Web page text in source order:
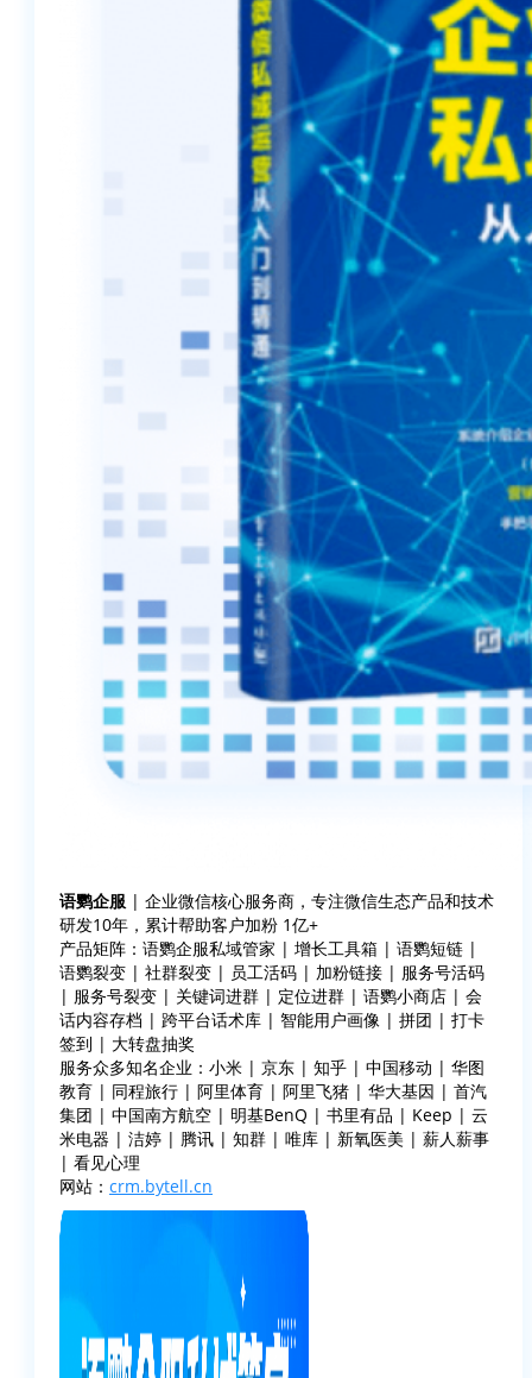
语鹦企服 | 企业微信核心服务商，专注微信生态产品和技术
研发10年，累计帮助客户加粉 1亿+
产品矩阵：语鹦企服私域管家 | 增长工具箱 | 语鹦短链 |
语鹦裂变 | 社群裂变 | 员工活码 | 加粉链接 | 服务号活码
| 服务号裂变 | 关键词进群 | 定位进群 | 语鹦小商店 | 会
话内容存档 | 跨平台话术库 | 智能用户画像 | 拼团 | 打卡
签到 | 大转盘抽奖
服务众多知名企业：小米 | 京东 | 知乎 | 中国移动 | 华图
教育 | 同程旅行 | 阿里体育 | 阿里飞猪 | 华大基因 | 首汽
集团 | 中国南方航空 | 明基BenQ | 书里有品 | Keep | 云
米电器 | 洁婷 | 腾讯 | 知群 | 唯库 | 新氧医美 | 薪人薪事
| 看见心理
网站： crm.bytell.cn